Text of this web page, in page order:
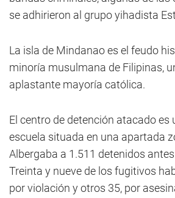
se adhirieron al grupo yihadista
La isla de Mindanao es el feudo
minoría musulmana de Filipinas,
aplastante mayoría católica.
El centro de detención atacado es
escuela situada en una apartada
Albergaba a 1.511 detenidos
Treinta y nueve de los fugitivos
por violación y otros 35, por